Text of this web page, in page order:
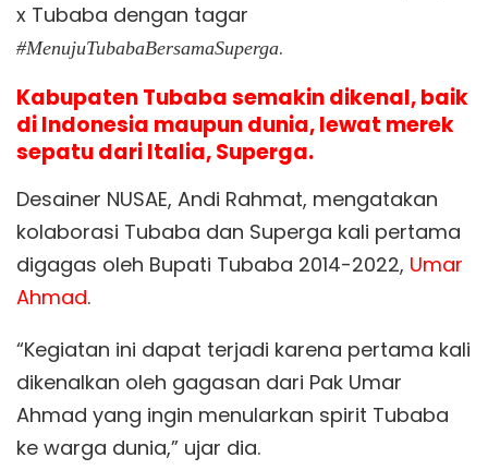
x Tubaba dengan tagar
#MenujuTubabaBersamaSuperga.
Kabupaten Tubaba semakin dikenal, baik
di Indonesia maupun dunia, lewat merek
sepatu dari Italia, Superga.
Desainer NUSAE, Andi Rahmat, mengatakan
kolaborasi Tubaba dan Superga kali pertama
digagas oleh Bupati Tubaba 2014-2022, Umar
Ahmad.
“Kegiatan ini dapat terjadi karena pertama kali
dikenalkan oleh gagasan dari Pak Umar
Ahmad yang ingin menularkan spirit Tubaba
ke warga dunia,” ujar dia.